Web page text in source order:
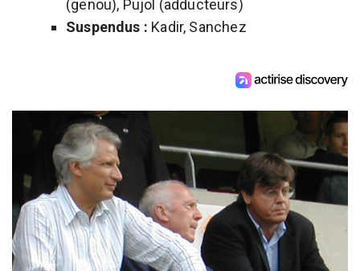
(genou), Pujol (adducteurs)
Suspendus : Kadir, Sanchez